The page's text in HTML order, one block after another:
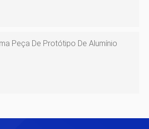
Peça De Protótipo De Alumínio